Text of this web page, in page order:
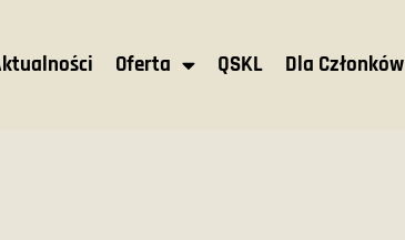
Oferta QSKL Dla Członków